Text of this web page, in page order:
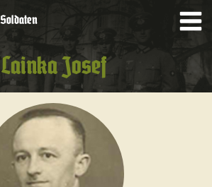
Soldaten
Lainka Josef